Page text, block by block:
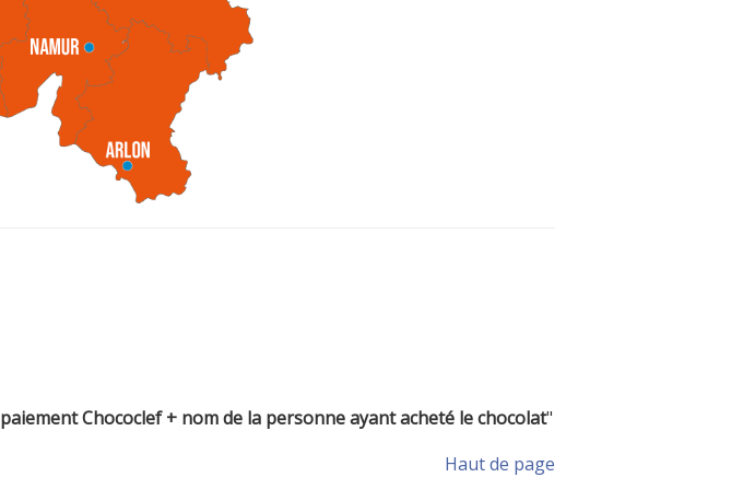
paiement Chococlef + nom de la personne ayant acheté le chocolat"
Haut de page